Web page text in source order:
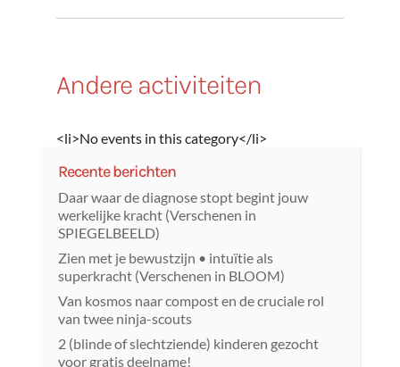
Andere activiteiten
<li>No events in this category</li>
Recente berichten
Daar waar de diagnose stopt begint jouw
werkelijke kracht (Verschenen in
SPIEGELBEELD)
Zien met je bewustzijn • intuïtie als
superkracht (Verschenen in BLOOM)
Van kosmos naar compost en de cruciale rol
van twee ninja-scouts
2 (blinde of slechtziende) kinderen gezocht
voor gratis deelname!